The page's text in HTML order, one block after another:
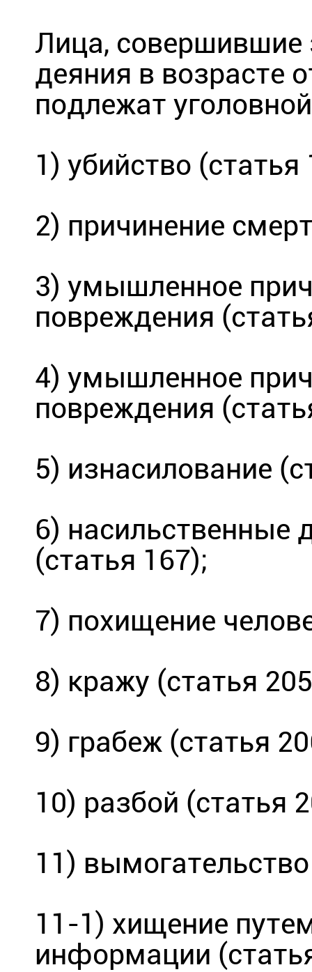
Лица,
деяния в возрасте
подлежат
1) убийство (статья
2) причинение
3) умышленное
повреждения
4) умышленное
повреждения
5) изнасилование
6) насильственные
(статья 167);
7) похищение
8) кражу (статья
9) грабеж (статья
10) разбой (статья
11)
11-1) хищение
информации